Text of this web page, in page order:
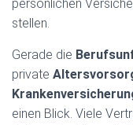
persönlichen
stellen.
Gerade die
private
einen Blick. Viele